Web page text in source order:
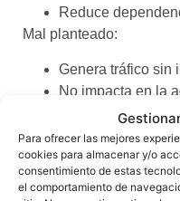
Para ofrecer las mejores
cookies para almacenar y/o
consentimiento de estas
el comportamiento de
Reduce
Mal planteado:
Genera tráfico sin
No impacta en la
Consume
El SEO sanitario debe
únicamente a tráfico.